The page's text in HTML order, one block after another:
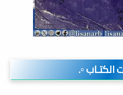
الكتـاب ▫️.